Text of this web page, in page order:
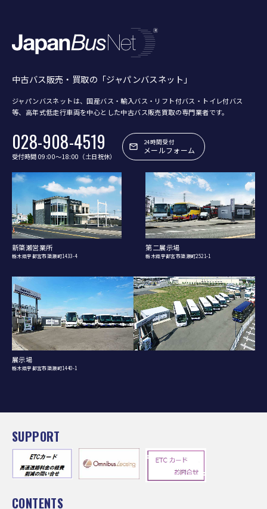
中古バス販売・買取の「ジャパンバスネット」
ジャパンバスネットは、国産バス・輸入バス・リフト付バス・トイレ付バス
等、 高年式低走行車両を中心とした中古バス販売買取の専門業者です。
028-908-4519
受付時間 09:00〜18:00（土日祝休）
24時間受付
メールフォーム
新簗瀬営業所
栃木県宇都宮市簗瀬町1433-4
第二展示場
栃木県宇都宮市簗瀬町2521-1
展示場
栃木県宇都宮市簗瀬町1440-1
SUPPORT
CONTENTS